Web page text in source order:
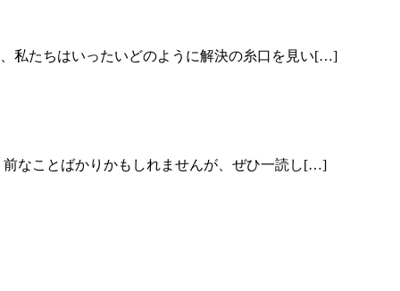
私たちはいったいどのように解決の糸口を見い[…]
なことばかりかもしれませんが、ぜひ一読し[…]